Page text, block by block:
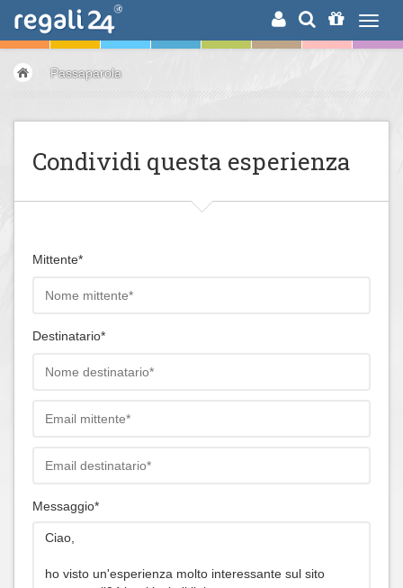
RICERCA
Passaparola
Condividi questa esperienza
Mittente*
Destinatario*
Messaggio*